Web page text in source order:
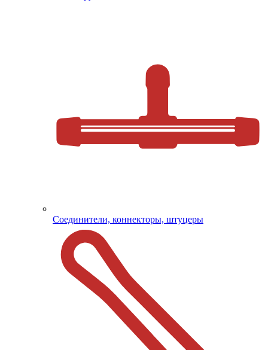
Соединители, коннекторы, штуцеры